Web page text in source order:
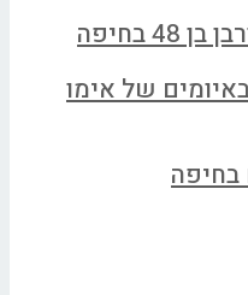
בחיפה
באיומים של אימו
בחיפה